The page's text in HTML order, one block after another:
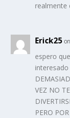
realmente
Erick25
espero
interesado
VEZ NO
PERO